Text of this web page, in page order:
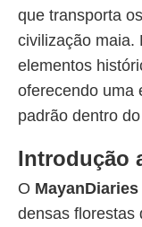
que transporta
civilização maia.
elementos
oferecendo uma
padrão dentro
Introdução
O MayanDiaries
densas florestas